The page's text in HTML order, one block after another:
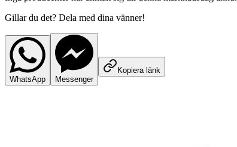
Gillar du det? Dela med dina vänner!
WhatsApp Messenger
Kopiera länk